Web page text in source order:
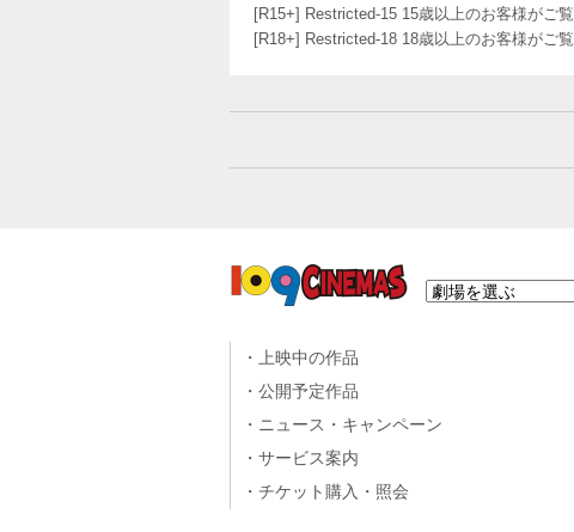
[R15+] Restricted-15 15歳以上のお客様がご覧
[R18+] Restricted-18 18歳以上のお客様がご覧
上映中の作品
公開予定作品
ニュース・キャンペーン
サービス案内
チケット購入・照会